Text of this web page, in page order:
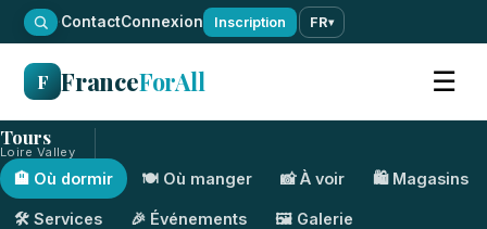
·ContactConnexion Inscription FR▾
F FranceForAll ☰
Tours
Loire Valley
🏨 Où dormir 🍽️ Où manger 📸 À voir 🛍️ Magasins
🛠️ Services 🎉 Événements 🖼️ Galerie